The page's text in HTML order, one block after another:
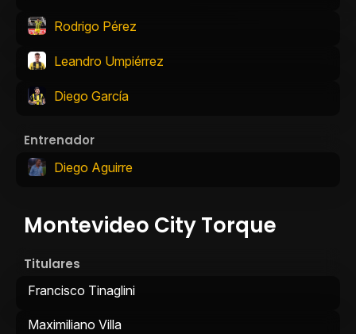
Rodrigo Pérez
Leandro Umpiérrez
Diego García
Entrenador
Diego Aguirre
Montevideo City Torque
Titulares
Francisco Tinaglini
Maximiliano Villa